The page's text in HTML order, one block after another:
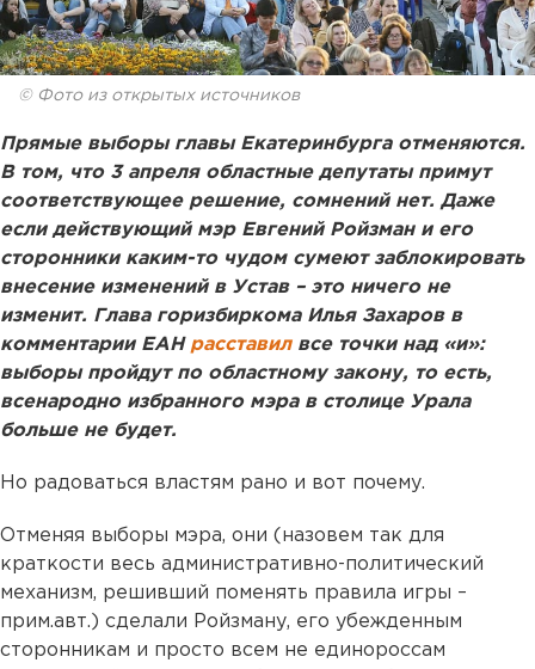
© Фото из открытых источников
Прямые выборы главы Екатеринбурга отменяются.
В том, что 3 апреля областные депутаты примут
соответствующее решение, сомнений нет. Даже
если действующий мэр Евгений Ройзман и его
сторонники каким-то чудом сумеют заблокировать
внесение изменений в Устав – это ничего не
изменит. Глава горизбиркома Илья Захаров в
комментарии ЕАН расставилвсе точки над «и»:
выборы пройдут по областному закону, то есть,
всенародно избранного мэра в столице Урала
больше не будет.
Но радоваться властям рано и вот почему.
Отменяя выборы мэра, они (назовем так для
краткости весь административно-политический
механизм, решивший поменять правила игры –
прим.авт.) сделали Ройзману, его убежденным
сторонникам и просто всем не единороссам